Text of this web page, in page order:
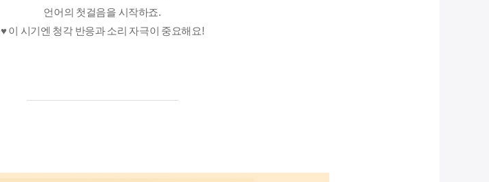
언어의 첫걸음을 시작하죠.
♥️ 이 시기엔 청각 반응과 소리 자극이 중요해요!